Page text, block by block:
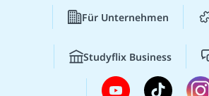
Für Unternehmen
Studyflix Business